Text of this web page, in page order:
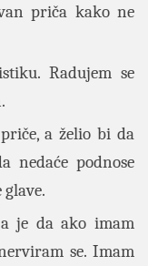
priča kako ne
Radujem se
a želio bi da
nedaće podnose
je da ako imam
se. Imam